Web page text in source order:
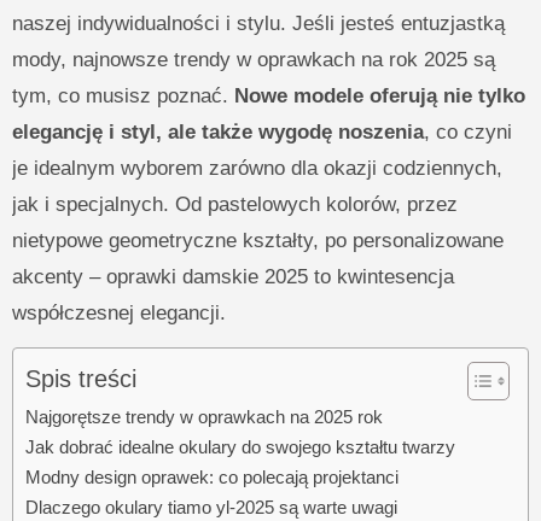
naszej indywidualności i stylu. Jeśli jesteś entuzjastką
mody, najnowsze trendy w oprawkach na rok 2025 są
tym, co musisz poznać. Nowe modele oferują nie tylko
elegancję i styl, ale także wygodę noszenia, co czyni
je idealnym wyborem zarówno dla okazji codziennych,
jak i specjalnych. Od pastelowych kolorów, przez
nietypowe geometryczne kształty, po personalizowane
akcenty – oprawki damskie 2025 to kwintesencja
współczesnej elegancji.
Spis treści
Najgorętsze trendy w oprawkach na 2025 rok
Jak dobrać idealne okulary do swojego kształtu twarzy
Modny design oprawek: co polecają projektanci
Dlaczego okulary tiamo yl-2025 są warte uwagi